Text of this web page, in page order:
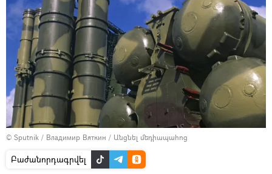
© Sputnik / Владимир Вяткин / Անցնել մեդիապահոց
Բաժանորդագրվել